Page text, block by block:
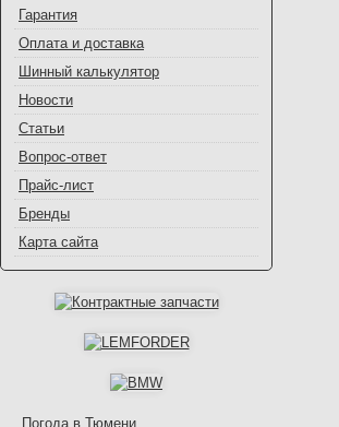
Гарантия
Оплата и доставка
Шинный калькулятор
Новости
Статьи
Вопрос-ответ
Прайс-лист
Бренды
Карта сайта
Погода в Тюмени